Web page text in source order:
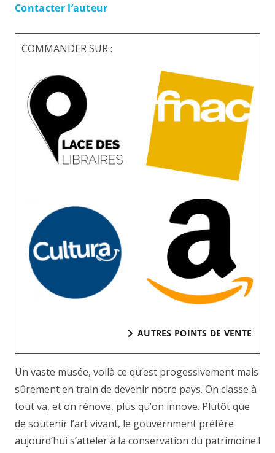
Contacter l’auteur
COMMANDER SUR :
AUTRES POINTS DE VENTE
Un vaste musée, voilà ce qu’est progessivement mais
sûrement en train de devenir notre pays. On classe à
tout va, et on rénove, plus qu’on innove. Plutôt que
de soutenir l’art vivant, le gouvernment préfère
aujourd’hui s’atteler à la conservation du patrimoine !